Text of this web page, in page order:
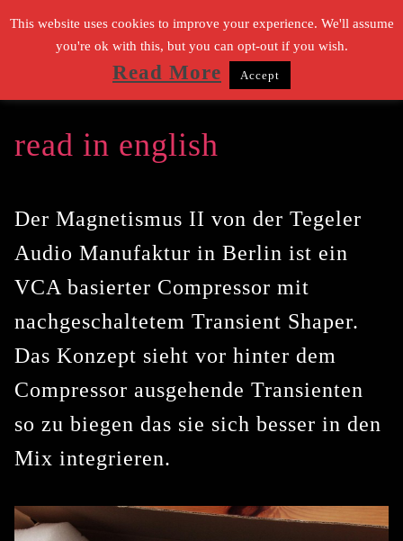
Zum
read in english
Der Magnetismus II von der Tegeler
Audio Manufaktur in Berlin ist ein
VCA basierter Compressor mit
nachgeschaltetem Transient Shaper.
Das Konzept sieht vor hinter dem
Compressor ausgehende Transienten
so zu biegen das sie sich besser in den
Mix integrieren.
This website uses cookies to improve your experience. We'll assume
you're ok with this, but you can opt-out if you wish.
Read More Accept